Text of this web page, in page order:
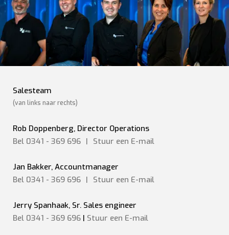
Salesteam
(van links naar rechts)
Rob Doppenberg, Director Operations
Bel 0341 - 369 696 | Stuur een E-mail
Jan Bakker, Accountmanager
Bel 0341 - 369 696 | Stuur een E-mail
Jerry Spanhaak, Sr. Sales engineer
Bel 0341 - 369 696 | Stuur een E-mail